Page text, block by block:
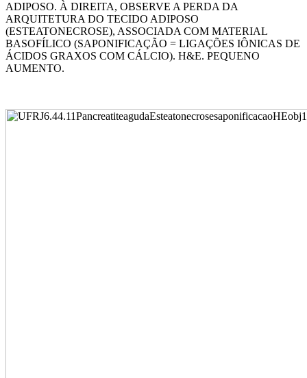
ADIPOSO. À DIREITA, OBSERVE A PERDA DA
ARQUITETURA DO TECIDO ADIPOSO
(ESTEATONECROSE), ASSOCIADA COM MATERIAL
BASOFÍLICO (SAPONIFICAÇÃO = LIGAÇÕES IÔNICAS DE
ÁCIDOS GRAXOS COM CÁLCIO). H&E. PEQUENO
AUMENTO.